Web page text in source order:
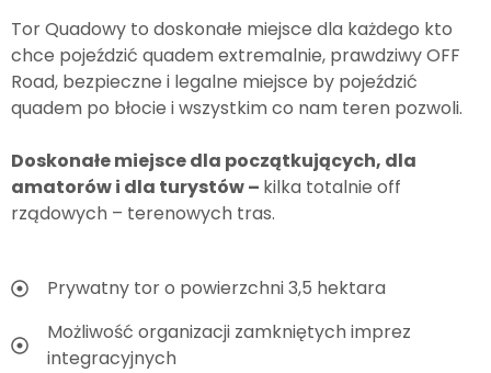
Tor Quadowy to doskonałe miejsce dla każdego kto
chce pojeździć quadem extremalnie, prawdziwy OFF
Road, bezpieczne i legalne miejsce by pojeździć
quadem po błocie i wszystkim co nam teren pozwoli.
Doskonałe miejsce dla początkujących, dla
amatorów i dla turystów – kilka totalnie off
rządowych – terenowych tras.
Prywatny tor o powierzchni 3,5 hektara
Możliwość organizacji zamkniętych imprez
integracyjnych